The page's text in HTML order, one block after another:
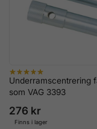
Underramscentrering
som VAG 3393
276 kr
Finns i lager